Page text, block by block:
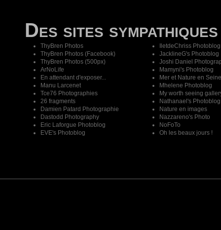
Des sites sympathiques
ThyBren Photos
ThyBren Photos (Facebook)
ThyBren Photos (500px)
ArNoLife
En attendant d'exposer...
Manu Larcenet
Tce76 Photographies
26 fragments
Damien Patard Photographie
Dastodd Photography
Eric Laforgue Photoblog
EVE's Photoblog
IletdeChriss Photoblog
JacklineG's Photoblog
Joshi Daniel
Mamyni's Photoblog
Mer et Nature en Seine
Mhelene Photoblog
My worth seeing
Nathanael's Photoblog
Nature en images
Nazzareno's Photo
NoFoTo
Oh les beaux jours !